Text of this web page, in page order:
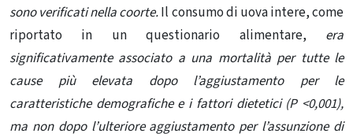
sono verificati nella coorte.Il consumo di uova intere, come
riportato in un questionario alimentare, era
significativamente associato a una mortalità per tutte le
cause più elevata dopo l’aggiustamento per le
caratteristiche demografiche e i fattori dietetici (P <0,001),
ma non dopo l’ulteriore aggiustamento per l’assunzione di